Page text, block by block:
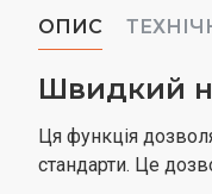
ОПИС
Швидкий
Ця функція
стандарти. Це